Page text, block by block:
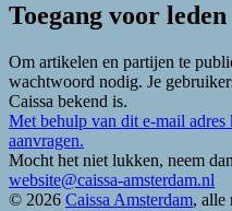
Toegang voor leden
Om artikelen en partijen te
wachtwoord nodig. Je
Caissa bekend is.
Met behulp van dit e-mail
aanvragen.
Mocht het niet lukken, neem
website@caissa-amsterdam.nl
© 2026 Caissa Amsterdam, alle